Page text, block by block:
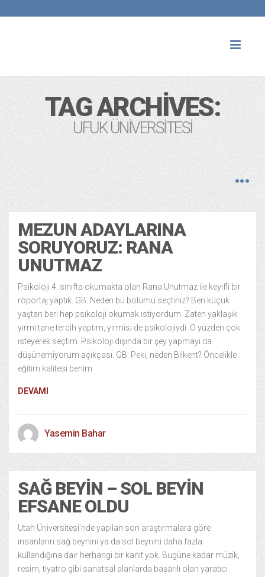
TAG ARCHIVES:
UFUK ÜNIVERSITESI
MEZUN ADAYLARINA
SORUYORUZ: RANA
UNUTMAZ
Psikoloji 4. sınıfta okumakta olan Rana Unutmaz ile keyifli bir
röportaj yaptık. GB: Neden bu bölümü seçtiniz? Ben küçük
yaştan beri hep psikoloji okumak istiyordum. Zaten yaklaşık
yirmi tane tercih yaptım, yirmisi de psikolojiydi. O yüzden çok
isteyerek seçtim. Psikoloji dışında bir şey yapmayı da
düşünemiyorum açıkçası. GB: Peki, neden Bilkent? Öncelikle
eğitim kalitesi benim
DEVAMI
Yasemin Bahar
SAĞ BEYIN – SOL BEYIN
EFSANE OLDU
Utah Üniversitesi’nde yapılan son araştırmalara göre
insanların sağ beynini ya da sol beynini daha fazla
kullandığına dair herhangi bir kanıt yok. Bugüne kadar müzik,
resim, tiyatro gibi sanatsal alanlarda başarılı olan yaratıcı